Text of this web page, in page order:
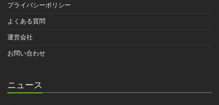
プライバシーポリシー
よくある質問
運営会社
お問い合わせ
ニュース